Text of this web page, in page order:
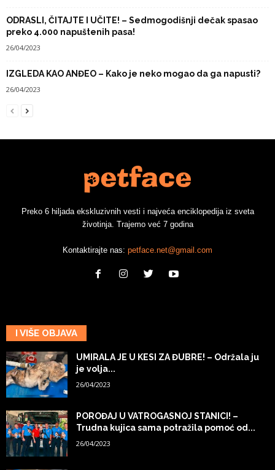
ODRASLI, ČITAJTE I UČITE! – Sedmogodišnji dečak spasao
preko 4.000 napuštenih pasa!
26/04/2023
IZGLEDA KAO ANĐEO – Kako je neko mogao da ga napusti?
26/04/2023
Preko 6 hiljada ekskluzivnih vesti i najveća enciklopedija iz sveta
životinja. Trajemo već 7 godina
Kontaktirajte nas: petface.net@gmail.com
I VIŠE OBJAVA
UMIRALA JE U KESI ZA ĐUBRE! – Održala ju
je volja...
26/04/2023
POROĐAJ U VATROGASNOJ STANICI! –
Trudna kujica sama potražila pomoć od...
26/04/2023